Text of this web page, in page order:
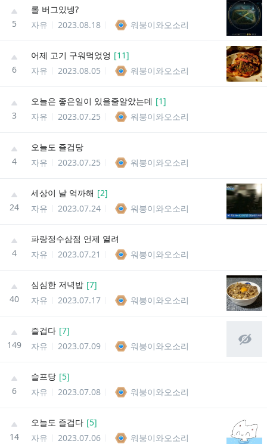
5
롤 버그있넹?
자유
2023.08.18 워붕이와오소리
6
어제 고기 구워먹었엉 [11]
자유
2023.08.05 워붕이와오소리
3
오늘은 좋은일이 있을줄알았는데 [1]
자유
2023.07.25 워붕이와오소리
4
오늘도 즐겁당
자유
2023.07.25 워붕이와오소리
24
세상이 날 억까해 [2]
자유
2023.07.24 워붕이와오소리
4
파랑정수삼점 언제 열려
자유
2023.07.21 워붕이와오소리
40
심심한 저녁밥 [7]
자유
2023.07.17 워붕이와오소리
149
즐겁다 [7]
자유
2023.07.09 워붕이와오소리
6
슬프당 [5]
자유
2023.07.08 워붕이와오소리
14
오늘도 즐겁다 [5]
자유
2023.07.06 워붕이와오소리